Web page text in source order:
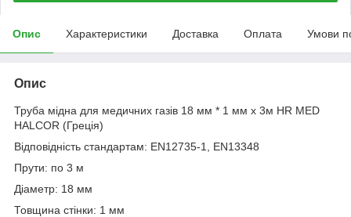
Опис Характеристики Доставка Оплата Умови
Опис
Труба мідна для медичних газів 18 мм * 1 мм х 3м HR MED
HALCOR (Греція)
Відповідність стандартам: EN12735-1, EN13348
Прути: по 3 м
Діаметр: 18 мм
Товщина стінки: 1 мм